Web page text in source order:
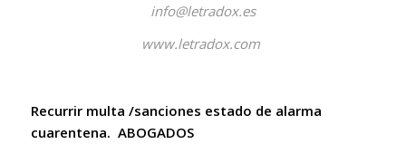
info@letradox.es
www.letradox.com
Recurrir multa /sanciones estado de alarma
cuarentena. ABOGADOS